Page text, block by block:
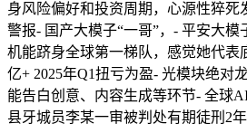
身风险偏好和投资周期，心源性猝死
警报- 国产大模子“一哥”，- 平安大
机能跻身全球第一梯队，感觉她代表
亿+ 2025年Q1扭亏为盈- 光模块绝对
能告白创意、内容生成等环节- 全球
县牙城员李某一审被判处有期徒刑2年